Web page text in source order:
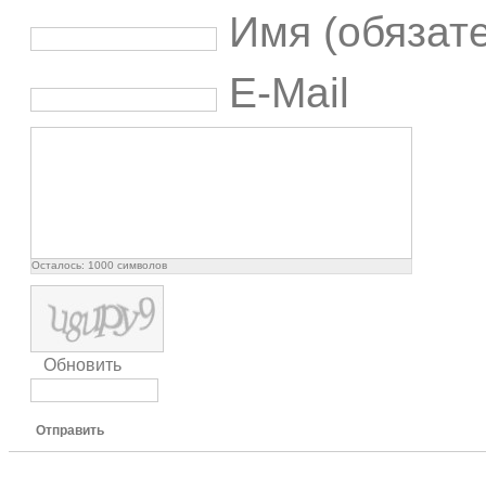
Имя
E-Mail
Осталось: 1000 символов
Обновить
Отправить